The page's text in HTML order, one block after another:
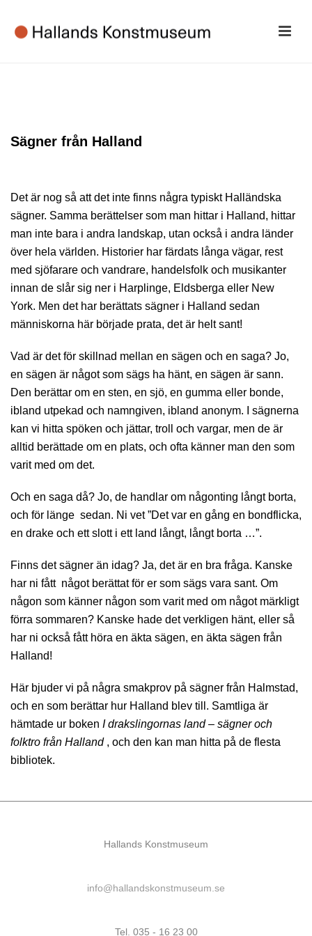
Sägner från Halland
Det är nog så att det inte finns några typiskt Halländska
sägner. Samma berättelser som man hittar i Halland, hittar
man inte bara i andra landskap, utan också i andra länder
över hela världen. Historier har färdats långa vägar, rest
med sjöfarare och vandrare, handelsfolk och musikanter
innan de slår sig ner i Harplinge, Eldsberga eller New
York. Men det har berättats sägner i Halland sedan
människorna här började prata, det är helt sant!
Vad är det för skillnad mellan en sägen och en saga? Jo,
en sägen är något som sägs ha hänt, en sägen är sann.
Den berättar om en sten, en sjö, en gumma eller bonde,
ibland utpekad och namngiven, ibland anonym. I sägnerna
kan vi hitta spöken och jättar, troll och vargar, men de är
alltid berättade om en plats, och ofta känner man den som
varit med om det.
Och en saga då? Jo, de handlar om någonting långt borta,
och för länge sedan. Ni vet ”Det var en gång en bondflicka,
en drake och ett slott i ett land långt, långt borta …”.
Finns det sägner än idag? Ja, det är en bra fråga. Kanske
har ni fått något berättat för er som sägs vara sant. Om
någon som känner någon som varit med om något märkligt
förra sommaren? Kanske hade det verkligen hänt, eller så
har ni också fått höra en äkta sägen, en äkta sägen från
Halland!
Här bjuder vi på några smakprov på sägner från Halmstad,
och en som berättar hur Halland blev till. Samtliga är
hämtade ur boken I drakslingornas land – sägner och
folktro från Halland, och den kan man hitta på de flesta
bibliotek.
Hallands Konstmuseum
info@hallandskonstmuseum.se
Tel. 035 - 16 23 00